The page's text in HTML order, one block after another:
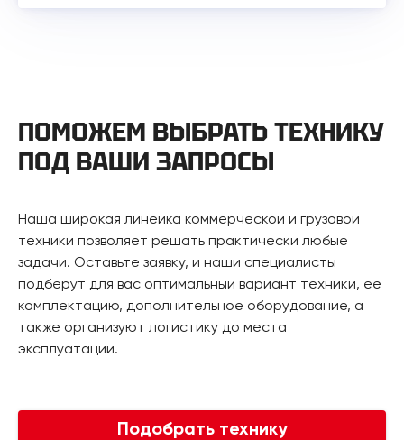
ПОМОЖЕМ ВЫБРАТЬ ТЕХНИКУ
ПОД ВАШИ ЗАПРОСЫ
Наша широкая линейка коммерческой и грузовой
техники позволяет решать практически любые
задачи. Оставьте заявку, и наши специалисты
подберут для вас оптимальный вариант техники, её
комплектацию, дополнительное оборудование, а
также организуют логистику до места
эксплуатации.
Подобрать технику